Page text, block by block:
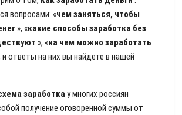
вопросами: «чем заняться, чтобы
», «какие способы заработка без
», «на чем можно заработать
и ответы на них вы найдете в нашей
заработкау многих россиян
получение оговоренной суммы от